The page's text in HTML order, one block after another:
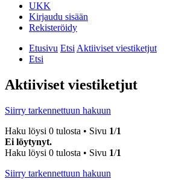
UKK
Kirjaudu sisään
Rekisteröidy
Etusivu EtsiAktiiviset viestiketjut
Etsi
Aktiiviset viestiketjut
Siirry tarkennettuun hakuun
Haku löysi 0 tulosta • Sivu 1/1
Ei löytynyt.
Haku löysi 0 tulosta • Sivu 1/1
Siirry tarkennettuun hakuun